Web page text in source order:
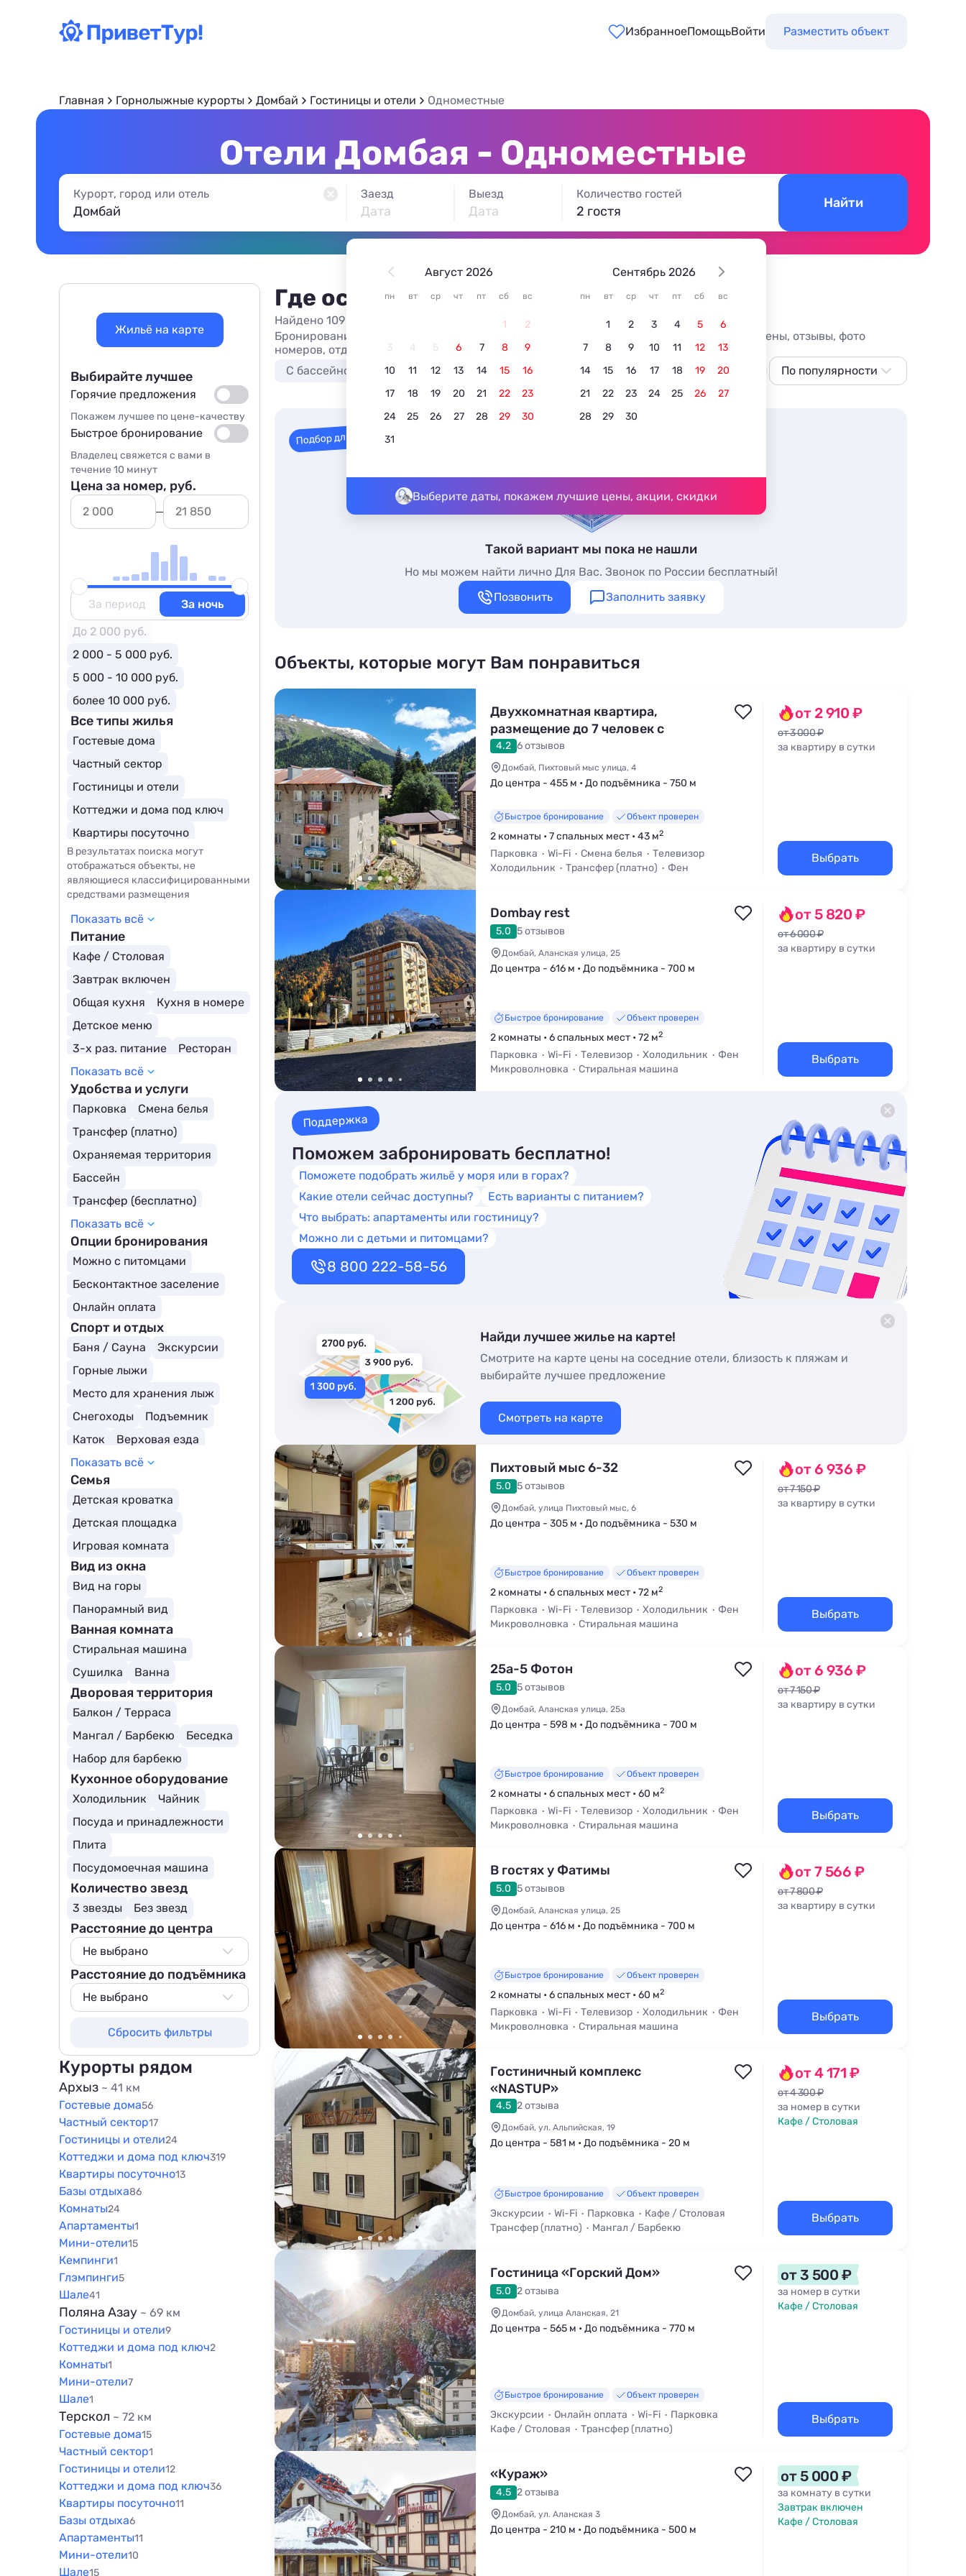
ИзбранноеПомощьВойти Разместить объект
Главная Горнолыжные курорты Домбай Гостиницы и отели Одноместные
Отели Домбая - Одноместные
Курорт, город или отель Заезд
Дата
Выезд
Дата
Август 2026
пн вт ср чт пт сб вс
1
2
3
4 5 6 7 8
9
10
11 12 13 14 15
16
17
18 19 20 21 22
23
24
25 26 27 28 29
30
31
Сентябрь 2026
пн вт ср чт пт сб вс
1 2 3 4 5
6
7
8 9 10 11 12
13
14
15 16 17 18 19
20
21
22 23 24 25 26
27
28
29 30
Выберите даты, покажем лучшие цены, акции, скидки
Количество гостей
2 гостя
Найти
Где остановиться в Домбае
Найдено 109 вариантов жилья из 109
Бронирование отеля в Домбае с одноместными номерами в 2026. Гостиницы Домбая, цены, отзывы, фото
номеров, отдых без посредников.
С бассейном
Недорого С питанием Для отдыха с детьми С бассейном с подогревом С
По популярности
Подбор для вас
Такой вариант мы пока не нашли
Но мы можем найти лично Для Вас. Звонок по России бесплатный!
Позвонить
Заполнить заявку
Объекты, которые могут Вам понравиться
Двухкомнатная квартира,
размещение до 7 человек с
видом на горы
4.2 6 отзывов
Домбай, Пихтовый мыс улица, 4
До центра - 455 м • До подъёмника - 750 м
Быстрое бронирование Объект проверен
2 комнаты • 7 спальных мест • 43 м2
Парковка Wi-Fi Смена белья
Телевизор
Холодильник
Трансфер (платно) Фен
от 2 910 ₽
от 3 000 ₽
за квартиру в сутки
Выбрать
Dombay rest
5.0 5 отзывов
Домбай, Аланская улица, 25
До центра - 616 м • До подъёмника - 700 м
Быстрое бронирование Объект проверен
2 комнаты • 6 спальных мест • 72 м2
Парковка Wi-Fi Телевизор Холодильник
Фен
Микроволновка
Стиральная машина
от 5 820 ₽
от 6 000 ₽
за квартиру в сутки
Выбрать
Поддержка
Поможем забронировать бесплатно!
Поможете подобрать жильё у моря или в горах?
Какие отели сейчас доступны?
Есть варианты с питанием?
Что выбрать: апартаменты или гостиницу?
Можно ли с детьми и питомцами?
8 800 222-58-56
Найди лучшее жилье на карте!
Смотрите на карте цены на соседние отели, близость к пляжам и
выбирайте лучшее предложение
Смотреть на карте
Пихтовый мыс 6-32
5.0 5 отзывов
Домбай, улица Пихтовый мыс, 6
До центра - 305 м • До подъёмника - 530 м
Быстрое бронирование Объект проверен
2 комнаты • 6 спальных мест • 72 м2
Парковка Wi-Fi Телевизор Холодильник
Фен
Микроволновка
Стиральная машина
от 6 936 ₽
от 7 150 ₽
за квартиру в сутки
Выбрать
25а-5 Фотон
5.0 5 отзывов
Домбай, Аланская улица, 25а
До центра - 598 м • До подъёмника - 700 м
Быстрое бронирование Объект проверен
2 комнаты • 6 спальных мест • 60 м2
Парковка Wi-Fi Телевизор Холодильник
Фен
Микроволновка
Стиральная машина
от 6 936 ₽
от 7 150 ₽
за квартиру в сутки
Выбрать
В гостях у Фатимы
5.0 5 отзывов
Домбай, Аланская улица, 25
До центра - 616 м • До подъёмника - 700 м
Быстрое бронирование Объект проверен
2 комнаты • 6 спальных мест • 60 м2
Парковка Wi-Fi Телевизор Холодильник
Фен
Микроволновка
Стиральная машина
от 7 566 ₽
от 7 800 ₽
за квартиру в сутки
Выбрать
Гостиничный комплекс
«NASTUP»
4.5 2 отзыва
Домбай, ул. Альпийская, 19
До центра - 581 м • До подъёмника - 20 м
Быстрое бронирование Объект проверен
Экскурсии Wi-Fi Парковка
Кафе / Столовая
Трансфер (платно)
Мангал / Барбекю
от 4 171 ₽
от 4 300 ₽
за номер в сутки
Кафе / Столовая
Выбрать
Гостиница «Горский Дом»
5.0 2 отзыва
Домбай, улица Аланская, 21
До центра - 565 м • До подъёмника - 770 м
Быстрое бронирование Объект проверен
Экскурсии Онлайн оплата Wi-Fi
Парковка
Кафе / Столовая
Трансфер (платно)
от 3 500 ₽
за номер в сутки
Кафе / Столовая
Выбрать
«Кураж»
4.5 2 отзыва
Домбай, ул. Аланская 3
До центра - 210 м • До подъёмника - 500 м
от 5 000 ₽
за комнату в сутки
Завтрак включен
Кафе / Столовая
Жильё на карте
Выбирайте лучшее
Горячие предложения
Покажем лучшее по цене-качеству
Быстрое бронирование
Владелец свяжется с вами в
течение 10 минут
Цена за номер, руб.
За период
За ночь
До 2 000 руб.
2 000 - 5 000 руб.
5 000 - 10 000 руб.
более 10 000 руб.
Все типы жилья
Гостевые дома
Частный сектор
Гостиницы и отели
Коттеджи и дома под ключ
Квартиры посуточно
Базы отдыха
Комнаты
Апартаменты
Мини-отели
Апарт отели
Горнолыжные отели
Отели для молодоженов
В результатах поиска могут
отображаться объекты, не
являющиеся классифицированными
средствами размещения
Показать всё
Питание
Кафе / Столовая
Завтрак включен
Общая кухня
Кухня в номере
Детское меню
3-х раз. питание
Ресторан
Показать всё
Удобства и услуги
Парковка
Смена белья
Трансфер (платно)
Охраняемая территория
Бассейн
Трансфер (бесплатно)
Открытый бассейн
Бассейн с подогревом
Показать всё
Опции бронирования
Можно с питомцами
Бесконтактное заселение
Онлайн оплата
Спорт и отдых
Баня / Сауна
Экскурсии
Горные лыжи
Место для хранения лыж
Снегоходы
Подъемник
Каток
Верховая езда
Рыбалка
Бильярд
SPA-центр
Пруд/озеро поблизости
Тренажерный зал
Водные виды спорта
Показать всё
Семья
Детская кроватка
Детская площадка
Игровая комната
Вид из окна
Вид на горы
Панорамный вид
Ванная комната
Стиральная машина
Сушилка
Ванна
Дворовая территория
Балкон / Терраса
Мангал / Барбекю
Беседка
Набор для барбекю
Кухонное оборудование
Холодильник
Чайник
Посуда и принадлежности
Плита
Посудомоечная машина
Количество звезд
3 звезды Без звезд
Расстояние до центра
Не выбрано
Не выбрано
50 м
200 м
500 м
800 м
1000 м
1500 м
Расстояние до подъёмника
Не выбрано
100 м
200 м
500 м
800 м
1000 м
Сбросить фильтры
Курорты рядом
Архыз ~ 41 км
Гостевые дома56
Частный сектор17
Гостиницы и отели24
Коттеджи и дома под ключ319
Квартиры посуточно13
Базы отдыха86
Комнаты24
Апартаменты1
Мини-отели15
Кемпинги1
Глэмпинги5
Шале41
Поляна Азау ~ 69 км
Гостиницы и отели9
Коттеджи и дома под ключ2
Комнаты1
Мини-отели7
Шале1
Терскол ~ 72 км
Гостевые дома15
Частный сектор1
Гостиницы и отели12
Коттеджи и дома под ключ36
Квартиры посуточно11
Базы отдыха6
Апартаменты11
Мини-отели10
Шале15